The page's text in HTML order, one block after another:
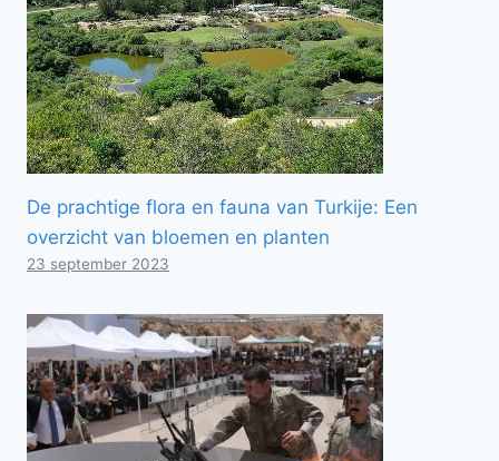
De prachtige flora en fauna van Turkije: Een
overzicht van bloemen en planten
23 september 2023